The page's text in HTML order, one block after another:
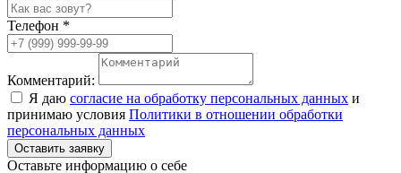
Телефон *
Комментарий:
Я даю согласие на обработку персональных данных и
принимаю условия Политики в отношении обработки
персональных данных
Оставить заявку
Оставьте информацию о себе